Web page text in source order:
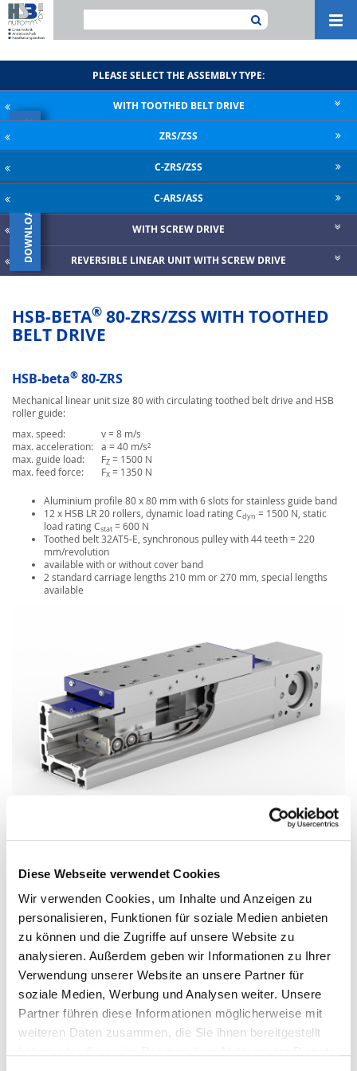
Diese Webseite verwendet Cookies
Wir verwenden Cookies, um Inhalte und Anzeigen zu
personalisieren, Funktionen für soziale Medien anbieten
zu können und die Zugriffe auf unsere Website zu
analysieren. Außerdem geben wir Informationen zu Ihrer
Verwendung unserer Website an unsere Partner für
soziale Medien, Werbung und Analysen weiter. Unsere
Partner führen diese Informationen möglicherweise mit
weiteren Daten zusammen, die Sie ihnen bereitgestellt
×
DOWNLOAD CATALOGUE
PLEASE SELECT THE ASSEMBLY TYPE:
WITH TOOTHED BELT DRIVE
ZRS/ZSS
C-ZRS/ZSS
C-ARS/ASS
WITH SCREW DRIVE
REVERSIBLE LINEAR UNIT WITH SCREW DRIVE
HSB-BETA® 80-ZRS/ZSS WITH TOOTHED
BELT DRIVE
HSB-beta® 80-ZRS
Mechanical linear unit size 80 with circulating toothed belt drive and HSB
roller guide:
max. speed:
v = 8 m/s
max. acceleration:
a = 40 m/s²
max. guide load:
FZ = 1500 N
max. feed force:
FX = 1350 N
Aluminium profile 80 x 80 mm with 6 slots for stainless guide band
12 x HSB LR 20 rollers, dynamic load rating Cdyn = 1500 N, static
load rating Cstat = 600 N
Toothed belt 32AT5-E, synchronous pulley with 44 teeth = 220
mm/revolution
available with or without cover band
2 standard carriage lengths 210 mm or 270 mm, special lengths
available
HSB-beta®80-ZSS
Mechanical linear unit size 80 with circulating toothed belt drive and linear
guide rail:
max. speed:
v = 5 m/s
max. acceleration:
a = 40 m/s²
max. guide load:
FZ= 3000 N
max. feed force:
= 1350 N
Aluminium profile 80 x 80 mm with screwed-on linear guide rail size
20 and 2 standard ball bearing guiding carriages
Toothed belt 32AT5-E, synchronous pulley with 44 teeth = 220
mm/revolution